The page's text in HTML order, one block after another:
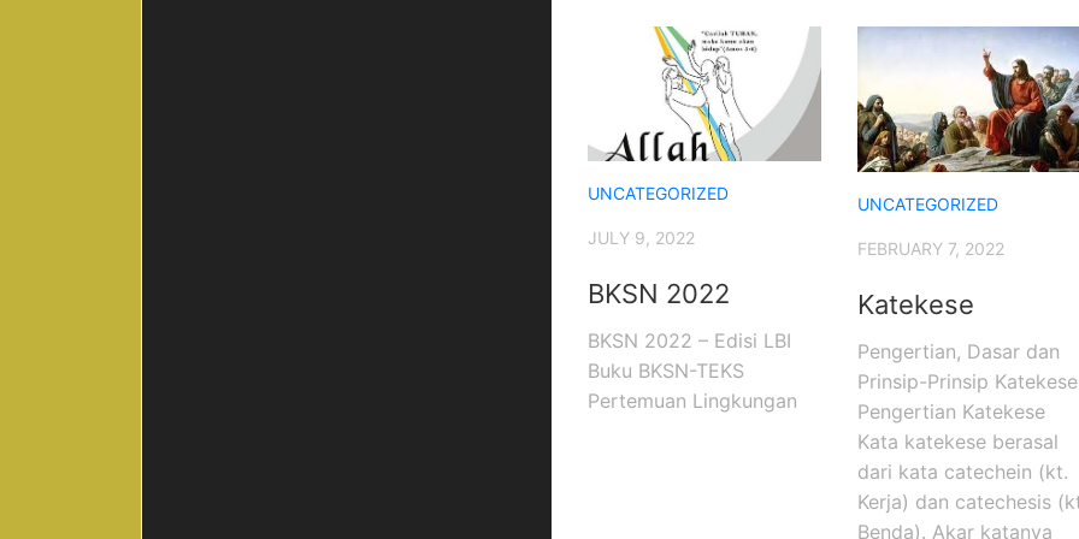
UNCATEGORIZED
JULY 9, 2022
BKSN 2022
BKSN 2022 – Edisi LBI
Buku BKSN-TEKS
Pertemuan Lingkungan
UNCATEGORIZED
FEBRUARY 7, 2022
Katekese
Pengertian, Dasar dan
Prinsip-Prinsip Katekese
Pengertian Katekese
Kata katekese berasal
dari kata catechein (kt.
Kerja) dan catechesis
Benda). Akar katanya